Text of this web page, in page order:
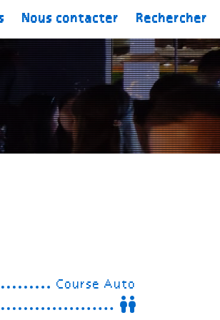
Nous contacter Rechercher
Course Auto